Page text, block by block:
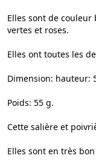
Elles sont de
vertes et roses.
Elles ont toutes les
Dimension: hauteur:
Poids: 55 g.
Cette salière et
Elles sont en très